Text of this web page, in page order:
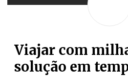
Viajar com
solução em